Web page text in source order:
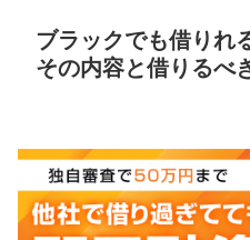
ブラックでも借りれ
その内容と借りるべ